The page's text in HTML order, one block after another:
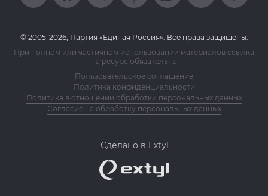
© 2005-2026, Партия «Единая Россия». Все права защищены.
При полном или частичном использовании материалов ссылка
на ресурс обязательна
Пользовательское соглашение
Политика конфиденциальности
Политика в отношении обработки персональных данных
Согласие на обработку персональных данных
Сделано в Extyl